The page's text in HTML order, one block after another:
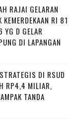
RAJAI GELARAN
RI 81
D GELAR
DI LAPANGAN
DI RSUD
RP4,4 MILIAR,
TANDA